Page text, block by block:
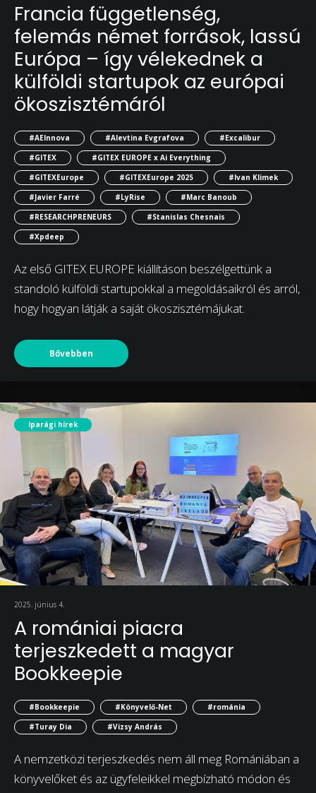
Francia függetlenség,
felemás német források, lassú
Európa – így vélekednek a
külföldi startupok az európai
ökoszisztémáról
#AEInnova #Alevtina Evgrafova
#Excalibur
#GITEX
#GITEX EUROPE x Ai Everything
#GITEXEurope
#GITEXEurope 2025
#Ivan Klimek
#Javier Farré
#LyRise
#Marc Banoub
#RESEARCHPRENEURS
#Stanislas Chesnais
#Xpdeep
Az első GITEX EUROPE kiállításon beszélgettünk a
standoló külföldi startupokkal a megoldásaikról és arról,
hogy hogyan látják a saját ökoszisztémájukat.
Bővebben
Iparági hírek
2025. június 4.
A romániai piacra
terjeszkedett a magyar
Bookkeepie
#Bookkeepie #Könyvelő-Net
#románia
#Turay Dia
#Vizsy András
A nemzetközi terjeszkedés nem áll meg Romániában a
könyvelőket és az ügyfeleikkel megbízható módon és